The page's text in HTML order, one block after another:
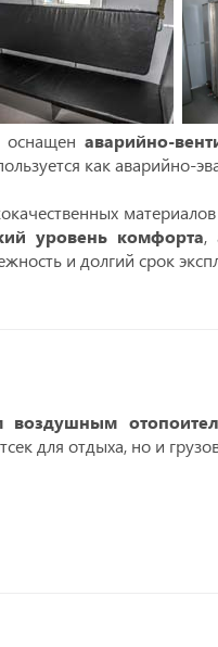
оснащенаварийно-
как аварийно-
уровень комфорта,
и долгий срок
воздушным
для отдыха, но и